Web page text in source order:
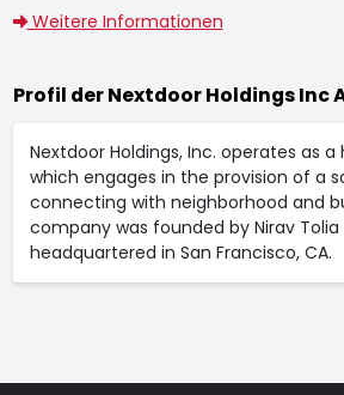
Weitere Informationen
Profil der Nextdoor Holdings Inc
Nextdoor Holdings, Inc. operates as
which engages in the provision of a
connecting with neighborhood and
company was founded by Nirav Tolia
headquartered in San Francisco, CA.